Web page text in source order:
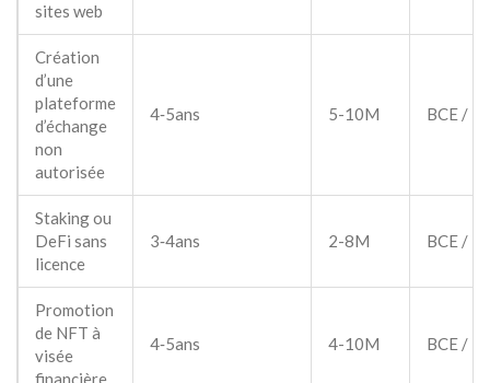
sites web
Création
d’une
plateforme
d’échange
non
autorisée
4‑5ans 5-10M BCE /
Staking ou
DeFi sans
licence
3‑4ans 2-8M BCE /
Promotion
de NFT à
visée
financière
4‑5ans 4-10M BCE /